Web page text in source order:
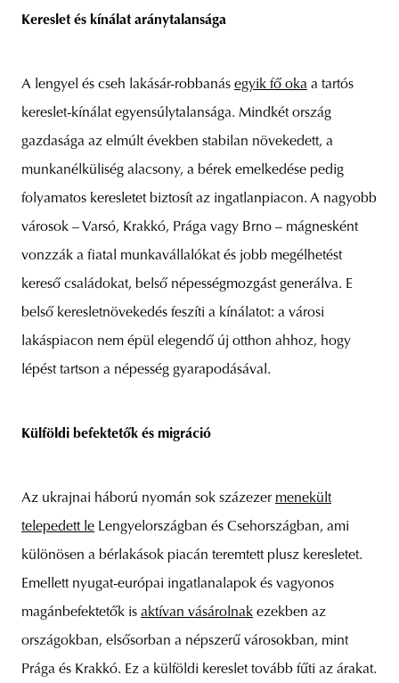
Kereslet és kínálat aránytalansága
A lengyel és cseh lakásár-robbanás egyik fő oka a tartós
kereslet-kínálat egyensúlytalansága. Mindkét ország
gazdasága az elmúlt években stabilan növekedett, a
munkanélküliség alacsony, a bérek emelkedése pedig
folyamatos keresletet biztosít az ingatlanpiacon. A nagyobb
városok – Varsó, Krakkó, Prága vagy Brno – mágnesként
vonzzák a fiatal munkavállalókat és jobb megélhetést
kereső családokat, belső népességmozgást generálva. E
belső keresletnövekedés feszíti a kínálatot: a városi
lakáspiacon nem épül elegendő új otthon ahhoz, hogy
lépést tartson a népesség gyarapodásával.
Külföldi befektetők és migráció
Az ukrajnai háború nyomán sok százezer menekült
telepedett le Lengyelországban és Csehországban, ami
különösen a bérlakások piacán teremtett plusz keresletet.
Emellett nyugat-európai ingatlanalapok és vagyonos
magánbefektetők is aktívan vásárolnak ezekben az
országokban, elsősorban a népszerű városokban, mint
Prága és Krakkó. Ez a külföldi kereslet tovább fűti az árakat.